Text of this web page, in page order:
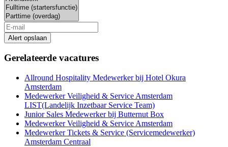
Alert opslaan
Gerelateerde vacatures
Allround Hospitality Medewerker bij Hotel Okura
Amsterdam
Medewerker Veiligheid & Service Amsterdam
LIST(Landelijk Inzetbaar Service Team)
Junior Sales Medewerker bij Butternut Box
Medewerker Veiligheid & Service Amsterdam
Medewerker Tickets & Service (Servicemedewerker)
Amsterdam Centraal